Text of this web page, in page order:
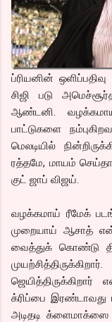
ப்ரியனின்
சிஜி படு
ஆண்டனி. வழக்கமாய்
பாட்டுகளை
மெலடியில்
ரத்தமே, மாயம்
குட் ஜாப் விஜய்.
வழக்கமாய் ரீமேக்
முறையாய் ஆசாத்
வைத்துக் கொண்டு
க்ரிப்பை இரண்டாவது
அடிதடி